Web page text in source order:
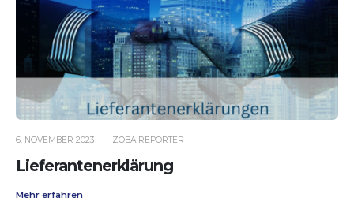
6. NOVEMBER 2023 ZOBA REPORTER
Lieferantenerklärung
Mehr erfahren